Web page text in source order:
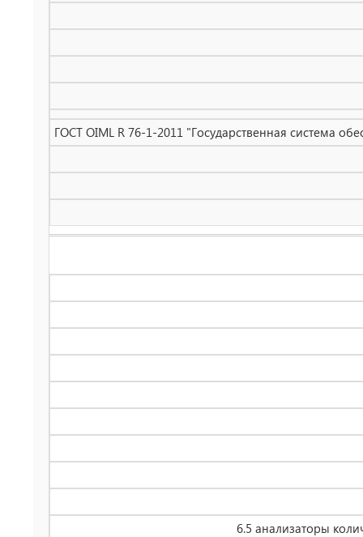
ГОСТ OIML R 76-1-2011 "Государственная система
6.5 анализаторы